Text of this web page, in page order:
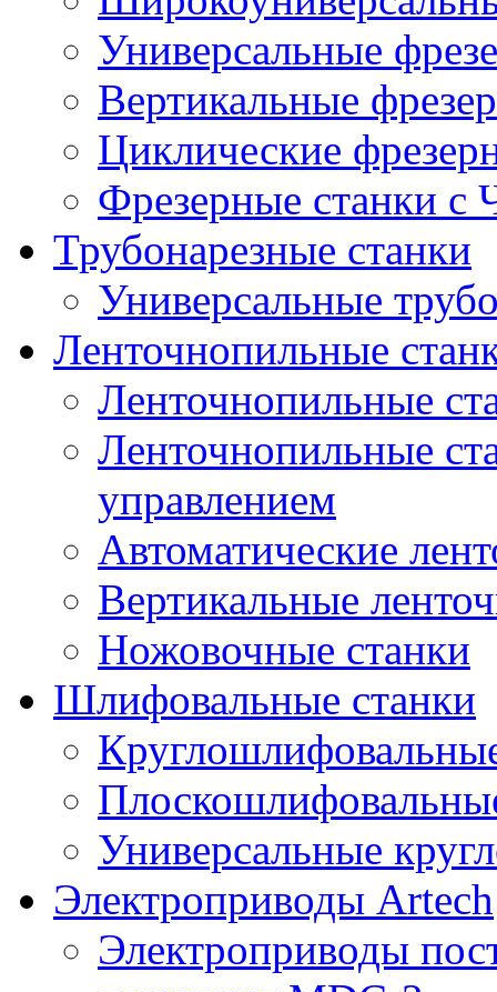
Универсальные
Вертикальные
Циклические
Фрезерные станки
Трубонарезные станки
Универсальные
Ленточнопильные
Ленточнопильные
Ленточнопильные
управлением
Автоматические
Вертикальные
Ножовочные станки
Шлифовальные станки
Универсальные
Электроприводы Artech
Электроприводы